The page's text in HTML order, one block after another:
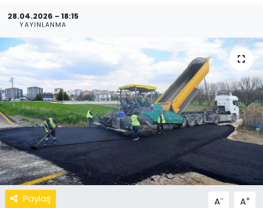
28.04.2026 - 18:15
YAYINLANMA
Paylaş A- A+